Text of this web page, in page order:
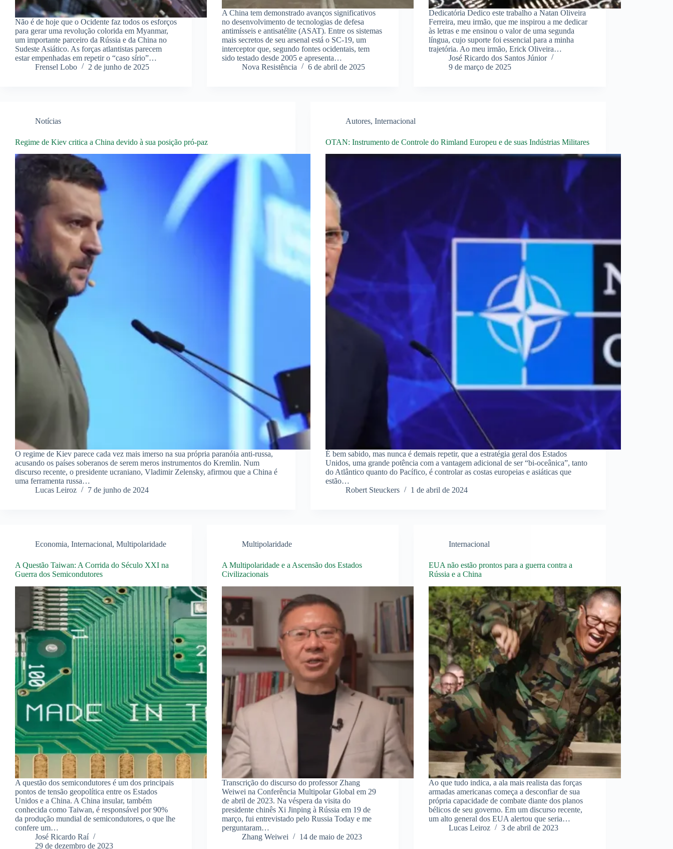
Não é de hoje que o Ocidente faz todos os esforços
para gerar uma revolução colorida em Myanmar,
um importante parceiro da Rússia e da China no
Sudeste Asiático. As forças atlantistas parecem
estar empenhadas em repetir o “caso sírio”…
Frensel Lobo
2 de junho de 2025
A China tem demonstrado avanços significativos
no desenvolvimento de tecnologias de defesa
antimísseis e antisatélite (ASAT). Entre os sistemas
mais secretos de seu arsenal está o SC-19, um
interceptor que, segundo fontes ocidentais, tem
sido testado desde 2005 e apresenta…
Nova Resistência
6 de abril de 2025
Dedicatória Dedico este trabalho a Natan Oliveira
Ferreira, meu irmão, que me inspirou a me dedicar
às letras e me ensinou o valor de uma segunda
língua, cujo suporte foi essencial para a minha
trajetória. Ao meu irmão, Erick Oliveira…
José Ricardo dos Santos Júnior
9 de março de 2025
Notícias
Regime de Kiev critica a China devido à sua posição pró-paz
O regime de Kiev parece cada vez mais imerso na sua própria paranóia anti-russa,
acusando os países soberanos de serem meros instrumentos do Kremlin. Num
discurso recente, o presidente ucraniano, Vladimir Zelensky, afirmou que a China é
uma ferramenta russa…
Lucas Leiroz
7 de junho de 2024
Autores, Internacional
OTAN: Instrumento de Controle do Rimland Europeu e de suas Indústrias Militares
É bem sabido, mas nunca é demais repetir, que a estratégia geral dos Estados
Unidos, uma grande potência com a vantagem adicional de ser “bi-oceânica”, tanto
do Atlântico quanto do Pacífico, é controlar as costas europeias e asiáticas que
estão…
Robert Steuckers
1 de abril de 2024
Economia, Internacional, Multipolaridade
A Questão Taiwan: A Corrida do Século XXI na
Guerra dos Semicondutores
A questão dos semicondutores é um dos principais
pontos de tensão geopolítica entre os Estados
Unidos e a China. A China insular, também
conhecida como Taiwan, é responsável por 90%
da produção mundial de semicondutores, o que lhe
confere um…
José Ricardo Raí
29 de dezembro de 2023
Multipolaridade
A Multipolaridade e a Ascensão dos Estados
Civilizacionais
Transcrição do discurso do professor Zhang
Weiwei na Conferência Multipolar Global em 29
de abril de 2023. Na véspera da visita do
presidente chinês Xi Jinping à Rússia em 19 de
março, fui entrevistado pelo Russia Today e me
perguntaram…
Zhang Weiwei
14 de maio de 2023
Internacional
EUA não estão prontos para a guerra contra a
Rússia e a China
Ao que tudo indica, a ala mais realista das forças
armadas americanas começa a desconfiar de sua
própria capacidade de combate diante dos planos
bélicos de seu governo. Em um discurso recente,
um alto general dos EUA alertou que seria…
Lucas Leiroz
3 de abril de 2023